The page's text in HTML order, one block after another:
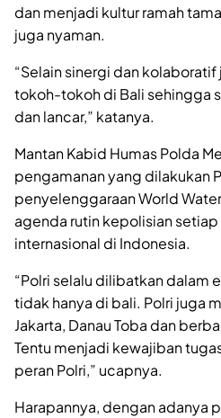
dan menjadi kultur ramah
juga nyaman.
“Selain sinergi dan
tokoh-tokoh di Bali sehingga
dan lancar,” katanya.
Mantan Kabid Humas Polda
pengamanan yang dilakukan
penyelenggaraan World
agenda rutin kepolisian
internasional di Indonesia.
“Polri selalu dilibatkan dalam
tidak hanya di bali. Polri juga
Jakarta, Danau Toba dan
Tentu menjadi kewajiban
peran Polri,” ucapnya.
Harapannya, dengan adanya